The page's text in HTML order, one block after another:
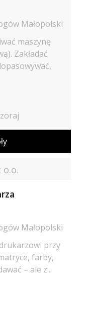
Małopolski
maszynę
Zakładać
o.o.
Małopolski
przy
farby,
– ale z...